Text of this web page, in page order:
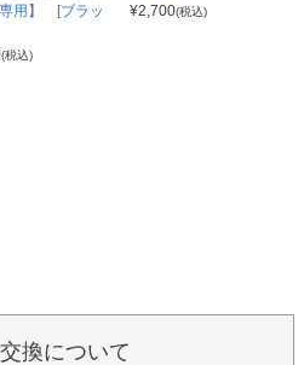
用】 [ブラッ
(税込)
¥2,700(税込)
換について